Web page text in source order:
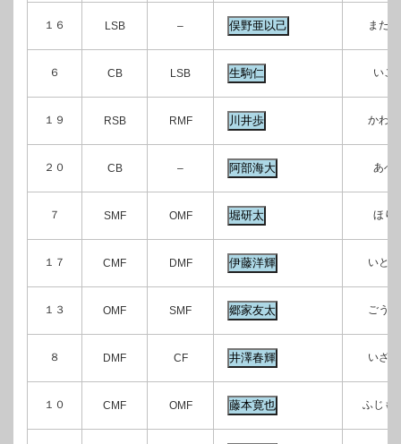
１６ LSB – また
６ CB LSB いこ
１９ RSB RMF かわ
２０ CB – あべ
７ SMF OMF ほり
１７ CMF DMF いと
１３ OMF SMF ごう
８ DMF CF いざ
１０ CMF OMF ふじも